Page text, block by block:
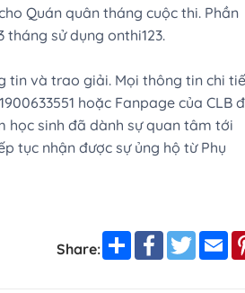
Quán quân tháng cuộc thi. Phần
tháng sử dụng onthi123.
tin và trao giải. Mọi thông tin chi
hoặc Fanpage của CLB
học sinh đã dành sự quan tâm tới
tục nhận được sự ủng hộ từ Phụ
Share:
ShareFacebook
Twitter